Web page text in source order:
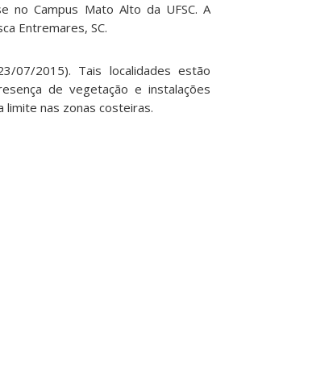
no Campus Mato Alto da UFSC. A
Entremares, SC.
07/2015). Tais localidades estão
de vegetação e instalações
limite nas zonas costeiras.